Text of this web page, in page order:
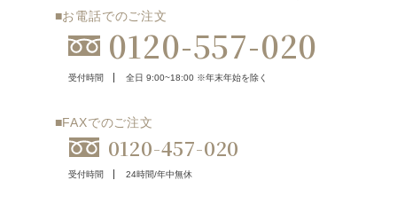
■お電話でのご注文
0120-557-020
受付時間 全日 9:00~18:00 ※年末年始を除く
■FAXでのご注文
0120-457-020
受付時間 24時間/年中無休